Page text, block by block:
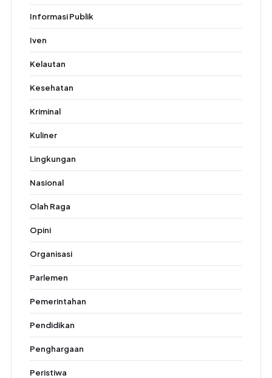
Informasi Publik
Iven
Kelautan
Kesehatan
Kriminal
Kuliner
Lingkungan
Nasional
Olah Raga
Opini
Organisasi
Parlemen
Pemerintahan
Pendidikan
Penghargaan
Peristiwa